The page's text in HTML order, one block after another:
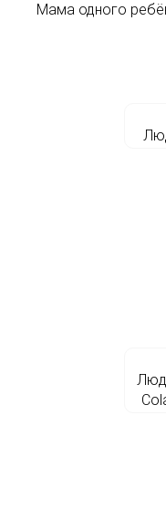
Мама одного